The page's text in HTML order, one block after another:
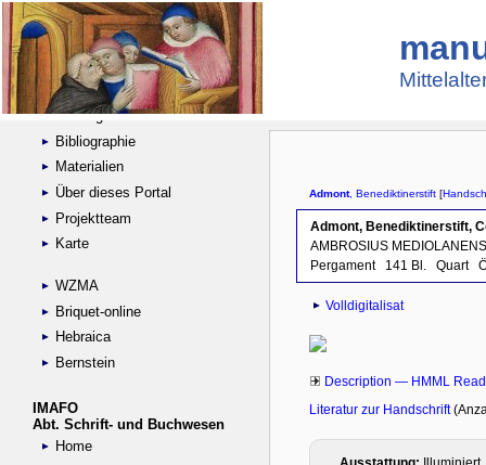
Suche
Handschriftensammlungen
Digitalisierte Handschriften
Kataloge
Bibliographie
Materialien
Über dieses Portal
Projektteam
Karte
WZMA
Briquet-online
Hebraica
Bernstein
IMAFO
Abt. Schrift- und Buchwesen
Home